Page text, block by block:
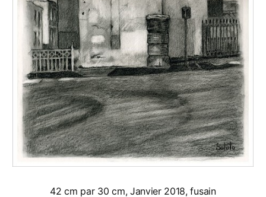
42 cm par 30 cm, Janvier 2018, fusain